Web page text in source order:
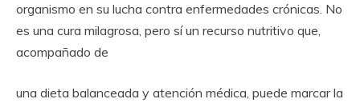
organismo en su lucha contra enfermedades crónicas. No
es una cura milagrosa, pero sí un recurso nutritivo que,
acompañado de
una dieta balanceada y atención médica, puede marcar la